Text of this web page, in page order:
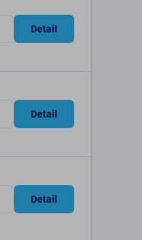
Detail
Detail
Detail